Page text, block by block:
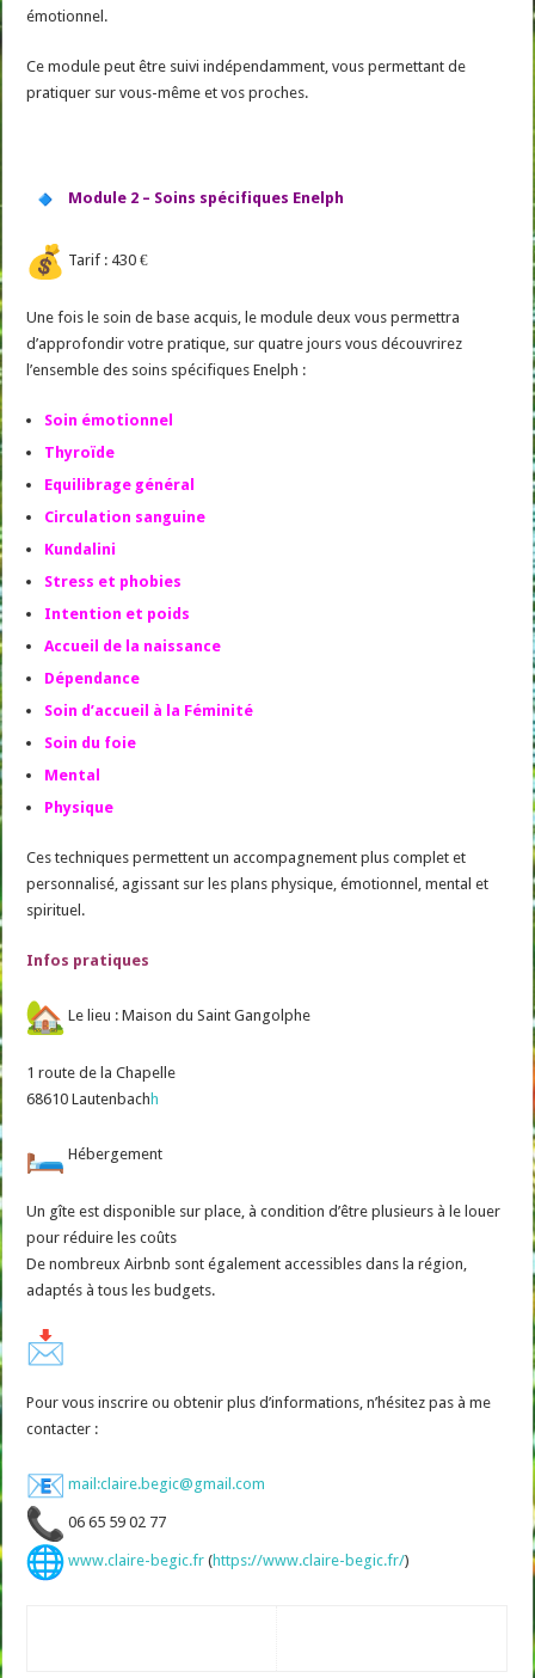
émotionnel.
Ce module peut être suivi indépendamment, vous permettant de
pratiquer sur vous-même et vos proches.
Module 2 – Soins spécifiques Enelph
Tarif : 430 €
Une fois le soin de base acquis, le module deux vous permettra
d’approfondir votre pratique, sur quatre jours vous découvrirez
l’ensemble des soins spécifiques Enelph :
Soin émotionnel
Thyroïde
Equilibrage général
Circulation sanguine
Kundalini
Stress et phobies
Intention et poids
Accueil de la naissance
Dépendance
Soin d’accueil à la Féminité
Soin du foie
Mental
Physique
Ces techniques permettent un accompagnement plus complet et
personnalisé, agissant sur les plans physique, émotionnel, mental et
spirituel.
Infos pratiques
Le lieu : Maison du Saint Gangolphe
1 route de la Chapelle
68610 Lautenbachh
Hébergement
Un gîte est disponible sur place, à condition d’être plusieurs à le louer
pour réduire les coûts
De nombreux Airbnb sont également accessibles dans la région,
adaptés à tous les budgets.
Pour vous inscrire ou obtenir plus d’informations, n’hésitez pas à me
contacter :
mail:claire.begic@gmail.com
06 65 59 02 77
www.claire-begic.fr (https://www.claire-begic.fr/)